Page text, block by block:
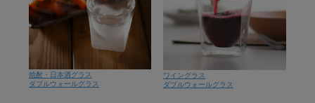
焼酎・日本酒グラス
ダブルウォールグラス
ワイングラス
ダブルウォールグラス